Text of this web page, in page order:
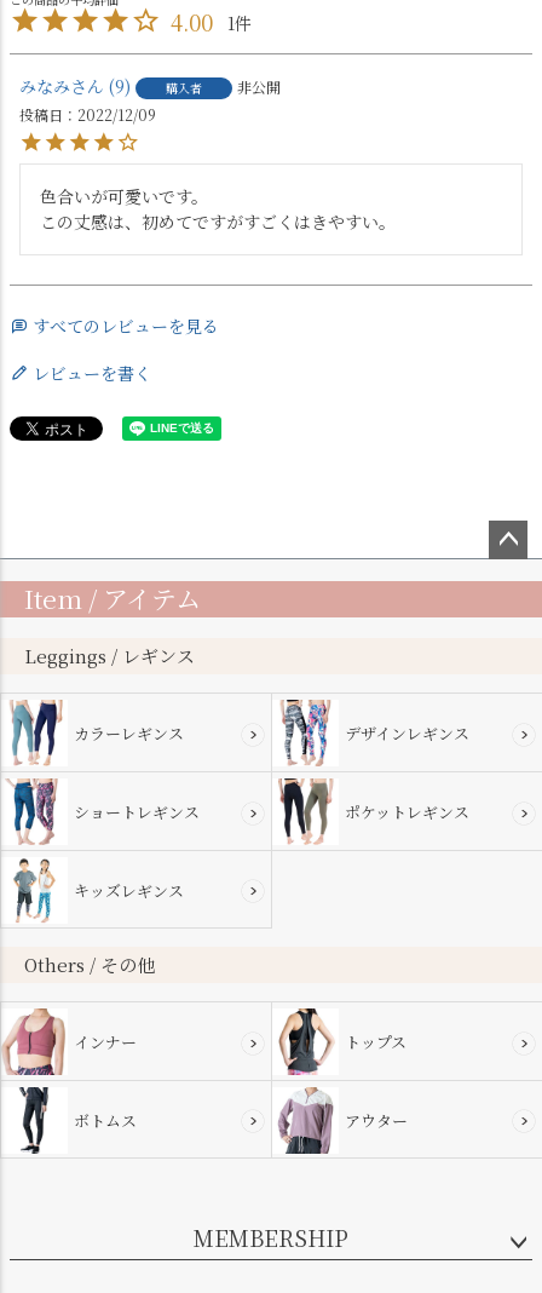
4.00 1
みなみ 9 購入者
非公開
投稿日
2022/12/09
色合いが可愛いです。
この丈感は、初めてですがすごくはきやすい。
すべてのレビューを見る
レビューを書く
ップ
Item / アイテム
Leggings / レギンス
カラーレギンス デザインレギンス
ショートレギンス ポケットレギンス
キッズレギンス
Others / その他
インナー トップス
ボトムス アウター
MEMBERSHIP